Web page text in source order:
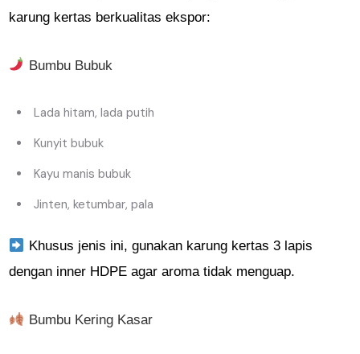
karung kertas berkualitas ekspor:
Bumbu Bubuk
Lada hitam, lada putih
Kunyit bubuk
Kayu manis bubuk
Jinten, ketumbar, pala
Khusus jenis ini, gunakan karung kertas 3 lapis
dengan inner HDPE agar aroma tidak menguap.
Bumbu Kering Kasar